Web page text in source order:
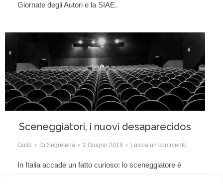
Giornate degli Autori e la SIAE.
Sceneggiatori, i nuovi desaparecidos
Guild Di Segreteria 2 Giugno 2018 Lascia un commento
In Italia accade un fatto curioso: lo sceneggiatore è